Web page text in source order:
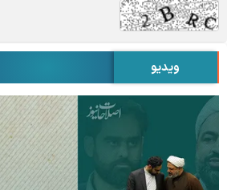
ویدیو